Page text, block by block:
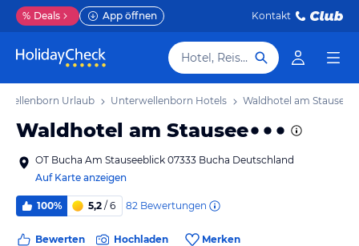
% Deals App öffnen Kontakt
Hotel, Reiseziel
Urlaub Unterwellenborn Hotels Waldhotel am Stausee
Waldhotel am Stausee
OT Bucha Am Stauseeblick 07333 Bucha Deutschland
Auf Karte anzeigen
100% 5,2 / 6 82 Bewertungen
Bewerten Hochladen Merken